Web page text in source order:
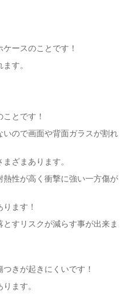
ースのことです！
す。
とです！
ので画面や背面ガラスが割れ
ざまあります。
性が高く衝撃に強い一方傷が
ます！
すリスクが減らす事が出来ま
きが起きにくいです！
ます。